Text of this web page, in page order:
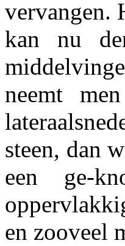
vervangen.
kan nu
neemt
steen, dan
een ge-
en zooveel